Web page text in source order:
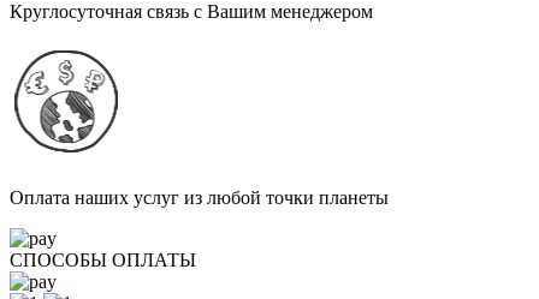
Круглосуточная связь с Вашим менеджером
Оплата наших услуг из любой точки планеты
СПОСОБЫ ОПЛАТЫ